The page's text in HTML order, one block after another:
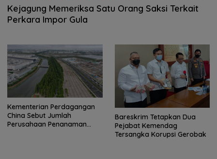
12:32 WIB
Kejagung Memeriksa Satu Orang Saksi Terkait
Perkara Impor Gula
Kementerian Perdagangan
China Sebut Jumlah
Perusahaan Penanaman
Bareskrim Tetapkan Dua
Pejabat Kemendag
Tersangka Korupsi Gerobak